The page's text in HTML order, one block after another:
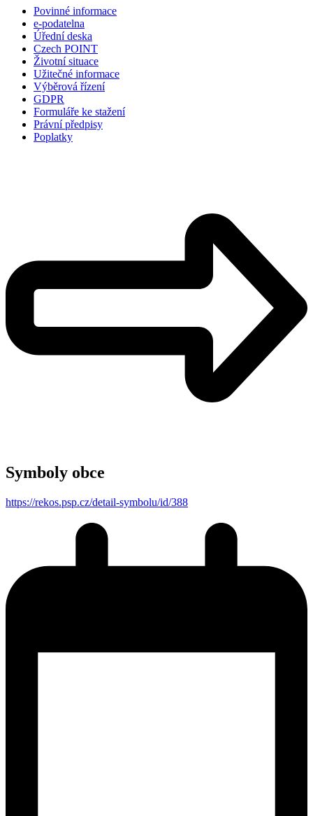
Povinné informace
e-podatelna
Úřední deska
Czech POINT
Životní situace
Užitečné informace
Výběrová řízení
GDPR
Formuláře ke stažení
Právní předpisy
Poplatky
Symboly obce
https://rekos.psp.cz/detail-symbolu/id/388